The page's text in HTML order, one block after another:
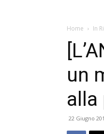
Home In
un
alla
22 Giugno